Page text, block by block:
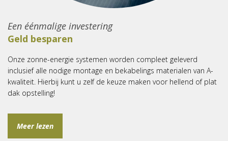
Een éénmalige investering
Geld besparen
Onze zonne-energie systemen worden compleet geleverd
inclusief alle nodige montage en bekabelings materialen van A-
kwaliteit. Hierbij kunt u zelf de keuze maken voor hellend of plat
dak opstelling!
Meer lezen